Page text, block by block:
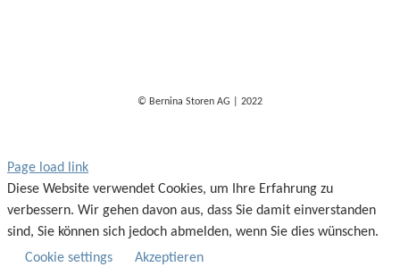
© Bernina Storen AG | 2022
Page load link
Diese Website verwendet Cookies, um Ihre Erfahrung zu
verbessern. Wir gehen davon aus, dass Sie damit einverstanden
sind, Sie können sich jedoch abmelden, wenn Sie dies wünschen.
Cookie settings
Akzeptieren